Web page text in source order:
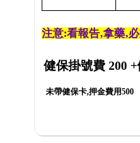
注意:看報告‚拿藥‚
健保掛號費 200 +
未帶健保卡,押金費用500